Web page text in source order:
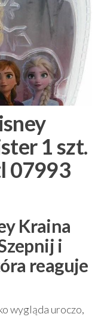
1 szt.
07993
Kraina
i
reaguje
wygląda uroczo,